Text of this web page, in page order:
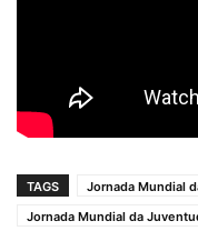
TAGS
Jornada Mundial
Jornada Mundial da